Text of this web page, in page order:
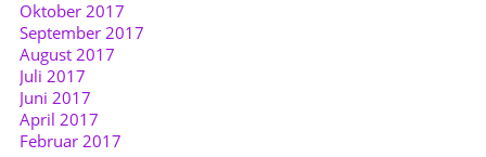
Oktober 2017
September 2017
August 2017
Juli 2017
Juni 2017
April 2017
Februar 2017